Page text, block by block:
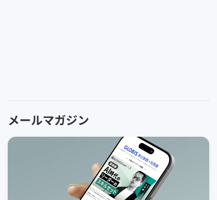
メールマガジン